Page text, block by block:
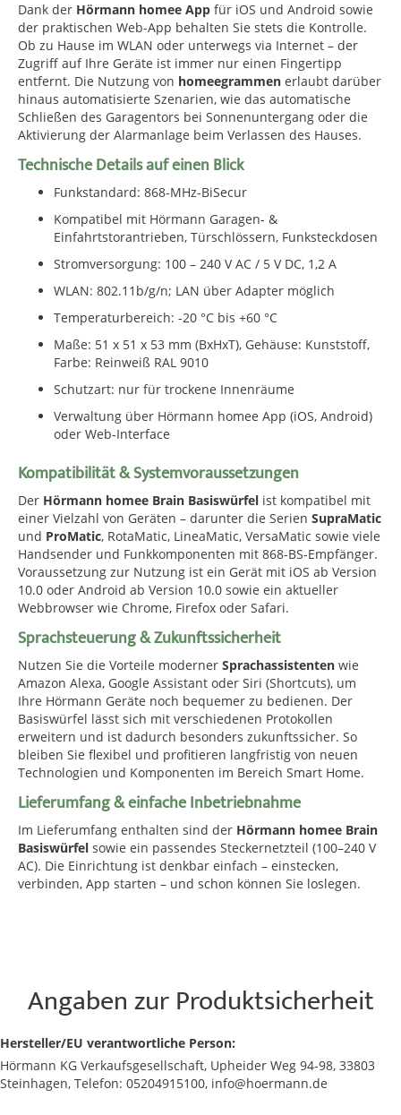
Dank der Hörmann homee App für iOS und Android sowie
der praktischen Web-App behalten Sie stets die Kontrolle.
Ob zu Hause im WLAN oder unterwegs via Internet – der
Zugriff auf Ihre Geräte ist immer nur einen Fingertipp
entfernt. Die Nutzung von homeegrammen erlaubt darüber
hinaus automatisierte Szenarien, wie das automatische
Schließen des Garagentors bei Sonnenuntergang oder die
Aktivierung der Alarmanlage beim Verlassen des Hauses.
Technische Details auf einen Blick
Funkstandard: 868-MHz-BiSecur
Kompatibel mit Hörmann Garagen- &
Einfahrtstorantrieben, Türschlössern, Funksteckdosen
Stromversorgung: 100 – 240 V AC / 5 V DC, 1,2 A
WLAN: 802.11b/g/n; LAN über Adapter möglich
Temperaturbereich: -20 °C bis +60 °C
Maße: 51 x 51 x 53 mm (BxHxT), Gehäuse: Kunststoff,
Farbe: Reinweiß RAL 9010
Schutzart: nur für trockene Innenräume
Verwaltung über Hörmann homee App (iOS, Android)
oder Web-Interface
Kompatibilität & Systemvoraussetzungen
Der Hörmann homee Brain Basiswürfel ist kompatibel mit
einer Vielzahl von Geräten – darunter die Serien SupraMatic
und ProMatic, RotaMatic, LineaMatic, VersaMatic sowie viele
Handsender und Funkkomponenten mit 868-BS-Empfänger.
Voraussetzung zur Nutzung ist ein Gerät mit iOS ab Version
10.0 oder Android ab Version 10.0 sowie ein aktueller
Webbrowser wie Chrome, Firefox oder Safari.
Sprachsteuerung & Zukunftssicherheit
Nutzen Sie die Vorteile moderner Sprachassistenten wie
Amazon Alexa, Google Assistant oder Siri (Shortcuts), um
Ihre Hörmann Geräte noch bequemer zu bedienen. Der
Basiswürfel lässt sich mit verschiedenen Protokollen
erweitern und ist dadurch besonders zukunftssicher. So
bleiben Sie flexibel und profitieren langfristig von neuen
Technologien und Komponenten im Bereich Smart Home.
Lieferumfang & einfache Inbetriebnahme
Im Lieferumfang enthalten sind der Hörmann homee Brain
Basiswürfel sowie ein passendes Steckernetzteil (100–240 V
AC). Die Einrichtung ist denkbar einfach – einstecken,
verbinden, App starten – und schon können Sie loslegen.
Angaben zur Produktsicherheit
Hersteller/EU verantwortliche Person:
Hörmann KG Verkaufsgesellschaft, Upheider Weg 94-98, 33803
Steinhagen, Telefon: 05204915100, info@hoermann.de